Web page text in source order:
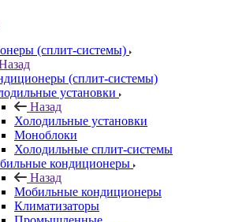
(сплит-системы)
(сплит-системы)
установки
Назад
Холодильные установки
Моноблоки
Холодильные сплит-системы
кондиционеры
Назад
Мобильные кондиционеры
Климатизаторы